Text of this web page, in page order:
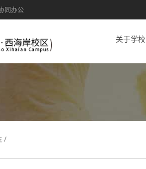
同办公
关于学校
/